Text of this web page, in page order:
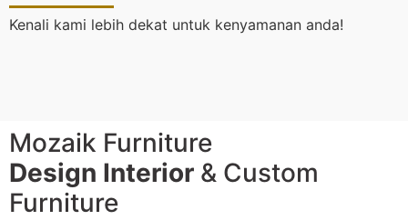
Kenali kami lebih dekat untuk kenyamanan anda!
Mozaik Furniture
Design Interior & Custom
Furniture